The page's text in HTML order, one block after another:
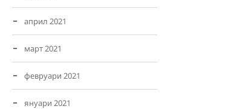
април 2021
март 2021
февруари 2021
януари 2021